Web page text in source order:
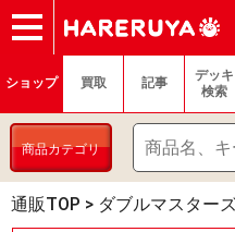
ショップ
買取
記事
デッキ検索
デッキ構築
選手一覧
店舗一覧
イベント
ヘルプ
お問い合わせ ログ
マイ
ショップ 買取 記事
デッキ
検索
商品カテゴリ
通販TOP > ダブルマスター